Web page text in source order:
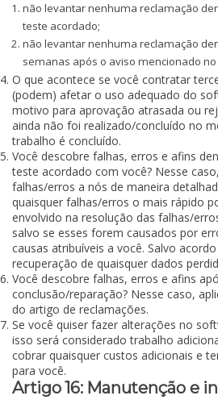
não levantar nenhuma reclamação
teste acordado;
não levantar nenhuma reclamação
semanas após o aviso mencionado
O que acontece se você contratar
(podem) afetar o uso adequado do
motivo para aprovação atrasada ou
ainda não foi realizado/concluído no
trabalho é concluído.
Você descobre falhas, erros e afins
teste acordado com você? Nesse
falhas/erros a nós de maneira
quaisquer falhas/erros o mais rápido
envolvido na resolução das falhas/
salvo se esses forem causados por
causas atribuíveis a você. Salvo
recuperação de quaisquer dados
Você descobre falhas, erros e afins
conclusão/reparação? Nesse caso,
do artigo de reclamações.
Se você quiser fazer alterações no
isso será considerado trabalho
cobrar quaisquer custos adicionais e
para você.
Artigo 16: Manutenção e